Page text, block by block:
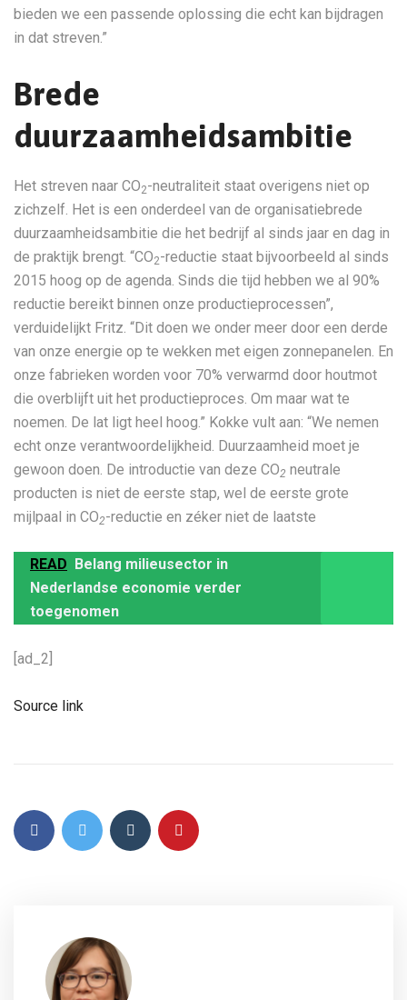
bieden we een passende oplossing die echt kan bijdragen
in dat streven.”
Brede
duurzaamheidsambitie
Het streven naar CO2-neutraliteit staat overigens niet op
zichzelf. Het is een onderdeel van de organisatiebrede
duurzaamheidsambitie die het bedrijf al sinds jaar en dag in
de praktijk brengt. “CO2-reductie staat bijvoorbeeld al sinds
2015 hoog op de agenda. Sinds die tijd hebben we al 90%
reductie bereikt binnen onze productieprocessen”,
verduidelijkt Fritz. “Dit doen we onder meer door een derde
van onze energie op te wekken met eigen zonnepanelen. En
onze fabrieken worden voor 70% verwarmd door houtmot
die overblijft uit het productieproces. Om maar wat te
noemen. De lat ligt heel hoog.” Kokke vult aan: “We nemen
echt onze verantwoordelijkheid. Duurzaamheid moet je
gewoon doen. De introductie van deze CO2 neutrale
producten is niet de eerste stap, wel de eerste grote
mijlpaal in CO2-reductie en zéker niet de laatste
READ Belang milieusector in
Nederlandse economie verder
toegenomen
[ad_2]
Source link